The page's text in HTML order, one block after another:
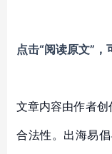
点击“阅读原文”
文章内容由作者
合法性。出海易